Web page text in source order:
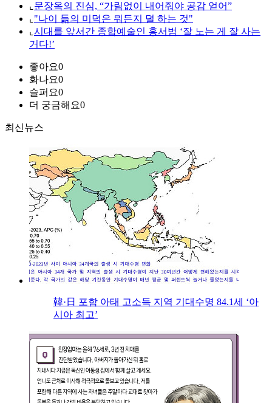
⌞ 문장옥의 진심, “가림없이 내어줘야 공감 얻어”
⌞ "나이 듦의 미덕은 뭐든지 덜 하는 것"
⌞ 시대를 앞서간 종합예술인 홍서범 ‘잘 노는 게 잘 사는
거다!’
좋아요0
화나요0
슬퍼요0
더 궁금해요0
최신뉴스
韓·日 포함 아태 고소득 지역 기대수명 84.1세 ‘아
시아 최고’